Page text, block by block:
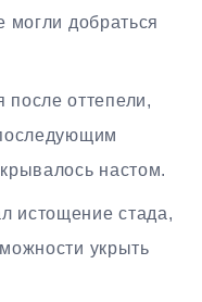
могли добраться
после оттепели,
настом.
истощение стада,
укрыть